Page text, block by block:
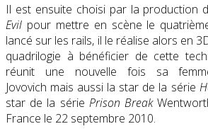
Il est ensuite choisi par la production
Evil pour mettre en scène le
lancé sur les rails, il le réalise alors en
quadrilogie à bénéficier de cette
réunit une nouvelle fois sa
Jovovich mais aussi la star de la série
star de la série Prison Break
France le 22 septembre 2010.